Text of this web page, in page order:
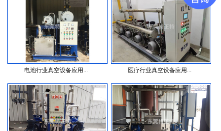
电池行业真空设备应用... 医疗行业真空设备应用...